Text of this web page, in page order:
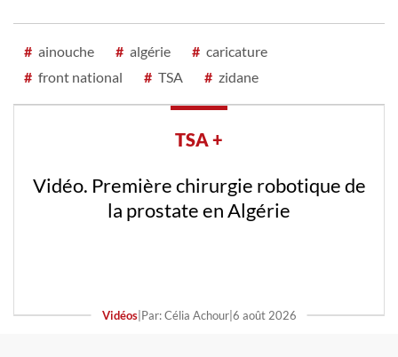
# ainouche # algérie # caricature
# front national # TSA # zidane
TSA +
Vidéo. Première chirurgie robotique de
la prostate en Algérie
Vidéos| Par: Célia Achour| 6 août 2026